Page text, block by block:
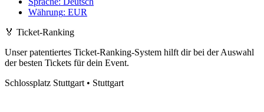
Währung: EUR
🏅 Ticket-Ranking
Unser patentiertes Ticket-Ranking-System hilft dir bei der Auswahl
der besten Tickets für dein Event.
Schlossplatz Stuttgart • Stuttgart